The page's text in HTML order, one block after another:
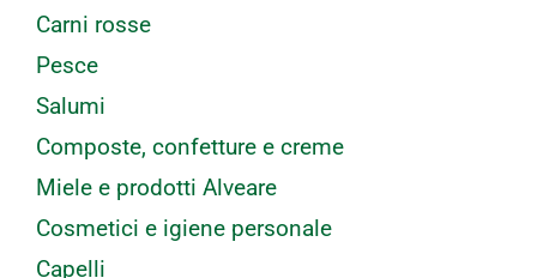
Carni rosse
Pesce
Salumi
Composte, confetture e creme
Miele e prodotti Alveare
Cosmetici e igiene personale
Capelli